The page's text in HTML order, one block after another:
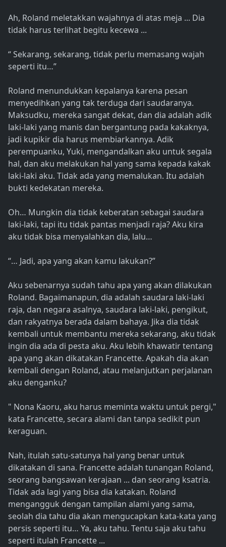
Ah, Roland meletakkan wajahnya di atas meja ... Dia
tidak harus terlihat begitu kecewa ...
“ Sekarang, sekarang, tidak perlu memasang wajah
seperti itu…”
Roland menundukkan kepalanya karena pesan
menyedihkan yang tak terduga dari saudaranya.
Maksudku, mereka sangat dekat, dan dia adalah adik
laki-laki yang manis dan bergantung pada kakaknya,
jadi kupikir dia harus membiarkannya. Adik
perempuanku, Yuki, mengandalkan aku untuk segala
hal, dan aku melakukan hal yang sama kepada kakak
laki-laki aku. Tidak ada yang memalukan. Itu adalah
bukti kedekatan mereka.
Oh… Mungkin dia tidak keberatan sebagai saudara
laki-laki, tapi itu tidak pantas menjadi raja? Aku kira
aku tidak bisa menyalahkan dia, lalu…
“… Jadi, apa yang akan kamu lakukan?”
Aku sebenarnya sudah tahu apa yang akan dilakukan
Roland. Bagaimanapun, dia adalah saudara laki-laki
raja, dan negara asalnya, saudara laki-laki, pengikut,
dan rakyatnya berada dalam bahaya. Jika dia tidak
kembali untuk membantu mereka sekarang, aku tidak
ingin dia ada di pesta aku. Aku lebih khawatir tentang
apa yang akan dikatakan Francette. Apakah dia akan
kembali dengan Roland, atau melanjutkan perjalanan
aku denganku?
" Nona Kaoru, aku harus meminta waktu untuk pergi,"
kata Francette, secara alami dan tanpa sedikit pun
keraguan.
Nah, itulah satu-satunya hal yang benar untuk
dikatakan di sana. Francette adalah tunangan Roland,
seorang bangsawan kerajaan ... dan seorang ksatria.
Tidak ada lagi yang bisa dia katakan. Roland
mengangguk dengan tampilan alami yang sama,
seolah dia tahu dia akan mengucapkan kata-kata yang
persis seperti itu… Ya, aku tahu. Tentu saja aku tahu
seperti itulah Francette ...